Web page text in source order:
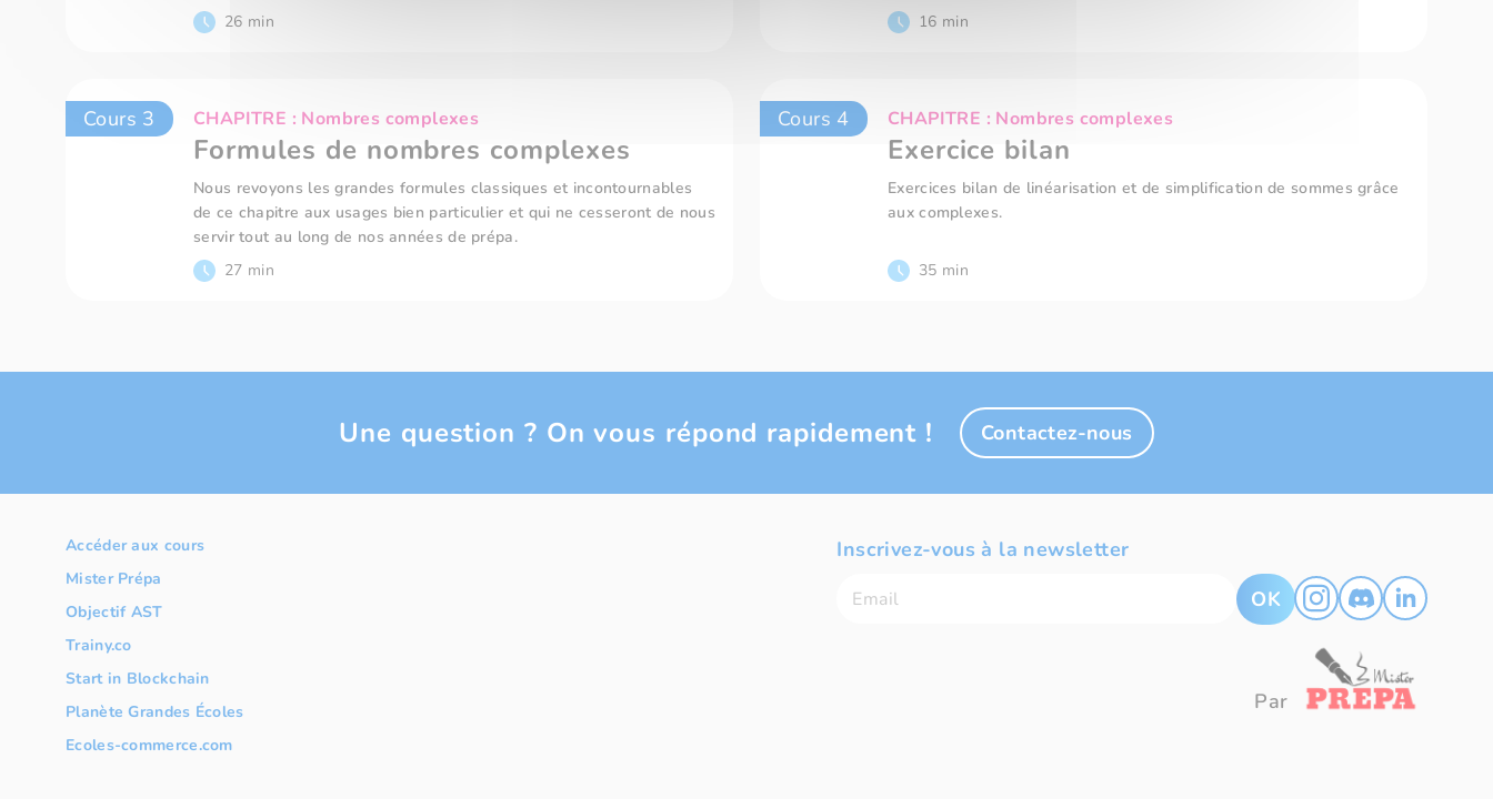
26 min
16 min
Cours 3 CHAPITRE : Nombres complexes
Formules de nombres complexes
Nous revoyons les grandes formules classiques et incontournables
de ce chapitre aux usages bien particulier et qui ne cesseront de nous
servir tout au long de nos années de prépa.
27 min
Cours 4 CHAPITRE : Nombres complexes
Exercice bilan
Exercices bilan de linéarisation et de simplification de sommes grâce
aux complexes.
35 min
Une question ? On vous répond rapidement ! Contactez-nous
Accéder aux cours
Mister Prépa
Objectif AST
Trainy.co
Start in Blockchain
Planète Grandes Écoles
Ecoles-commerce.com
Inscrivez-vous à la newsletter
OK
Par